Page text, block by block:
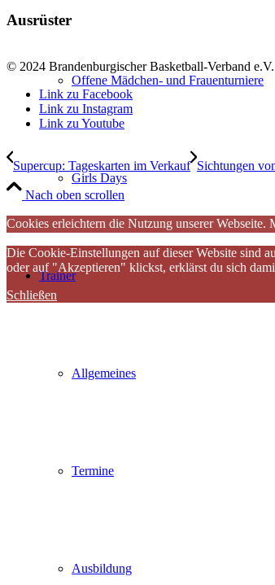
Offene Mädchen- und Frauenturniere
Girls Days
Trainer
Allgemeines
Termine
Ausbildung
Ausrüster
© 2024 Brandenburgischer Basketball-Verband e.V.
Link zu Facebook
Link zu Instagram
Link zu Youtube
Supercup: Tageskarten im Verkauf Sichtungen
Nach oben scrollen
Cookies erleichtern die Nutzung unserer
Die Cookie-Einstellungen auf dieser Website sind
oder auf "Akzeptieren" klickst, erklärst du sich
Schließen